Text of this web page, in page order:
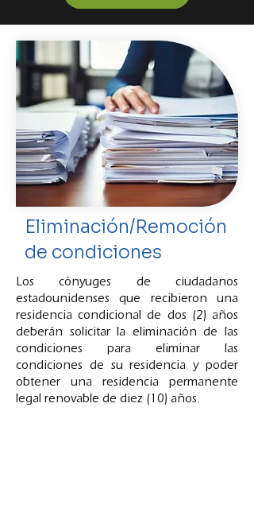
Eliminación/Remoción
de condiciones
Los cónyuges de ciudadanos
estadounidenses que recibieron una
residencia condicional de dos (2) años
deberán solicitar la eliminación de las
condiciones para eliminar las
condiciones de su residencia y poder
obtener una residencia permanente
legal renovable de diez (10) años.